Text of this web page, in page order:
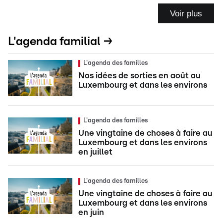
Voir plus
L'agenda familial →
L'agenda des familles
Nos idées de sorties en août au
Luxembourg et dans les environs
L'agenda des familles
Une vingtaine de choses à faire au
Luxembourg et dans les environs
en juillet
L'agenda des familles
Une vingtaine de choses à faire au
Luxembourg et dans les environs
en juin